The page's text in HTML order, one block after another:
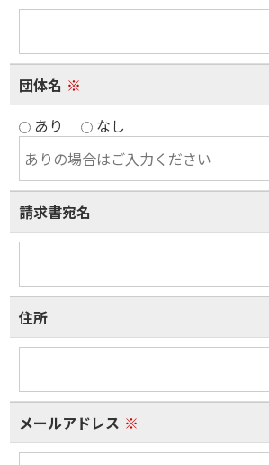
団体名 ※
あり
なし
請求書宛名
住所
メールアドレス ※